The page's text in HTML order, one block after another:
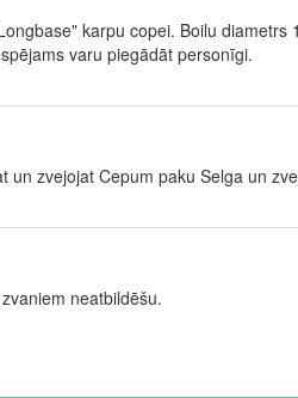
karpu copei. Boilu diametrs
varu piegādāt personīgi.
un zvejojat Cepum paku Selga un
neatbildēšu.